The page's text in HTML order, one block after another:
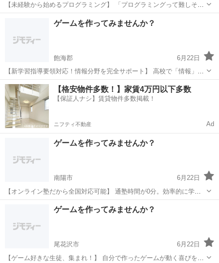
【未経験から始めるプログラミング】 「プログラミングって難しそ
う...」そんなイメージを払拭します！ 当塾が選ばれる理由 初心者向け
東村山郡 プログラミング
ゲームを作ってみませんか？
飽海郡
6月22日
【新学習指導要領対応！情報分野を完全サポート】 高校で「情報」が
必修化されました。 プログラミングの基礎をしっかり身につけましょ
う。 このような方におすすめ ・情報分野の勉強方法がわからない ・
学校の授業...
山形 飽海郡 プログラミング 思考力
【格安物件多数！】家賃4万円以下多数
【保証人ナシ】賃貸物件多数掲載！
ニフティ不動産 Ad
ゲームを作ってみませんか？
南陽市
6月22日
【オンライン塾だから全国対応可能】 通塾時間が0分。効率的に学べ
ます。 全国からの受講 インターネット環境があれば、 日本全国どこ
からでも受講可能。 地方にお住まいの方も大歓迎です。 時間帯の柔
プログラミング 柔軟性
ゲームを作ってみませんか？
尾花沢市
6月22日
【ゲーム好きな生徒、集まれ！】 自分で作ったゲームが動く喜びを体